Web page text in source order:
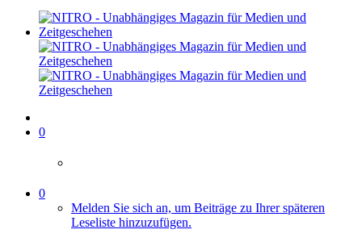
0
0
Melden Sie sich an, um Beiträge zu Ihrer späteren
Leseliste hinzuzufügen.